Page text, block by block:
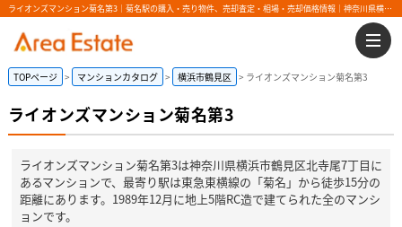
ライオンズマンション菊名第3｜菊名駅の購入・売り物件、売却査定・相場・売却価格情報｜神奈川県横浜市鶴見区北寺尾7丁目のマンション情報｜エリアエステート
TOPページ マンションカタログ 横浜市鶴見区 ライオンズマンション菊名第3
ライオンズマンション菊名第3
ライオンズマンション菊名第3は神奈川県横浜市鶴見区北寺尾7丁目に
あるマンションで、最寄り駅は東急東横線の「菊名」から徒歩15分の
距離にあります。1989年12月に地上5階RC造で建てられた全のマンシ
ョンです。